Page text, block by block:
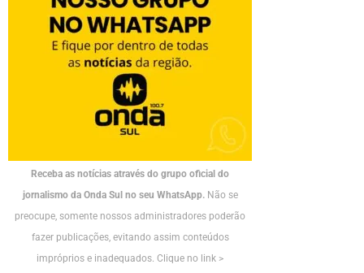
Receba as notícias através do grupo oficial do
jornalismo da Onda Sul no seu WhatsApp.Não se
preocupe, somente nossos administradores poderão
fazer publicações, evitando assim conteúdos
impróprios e inadequados. Clique no link >